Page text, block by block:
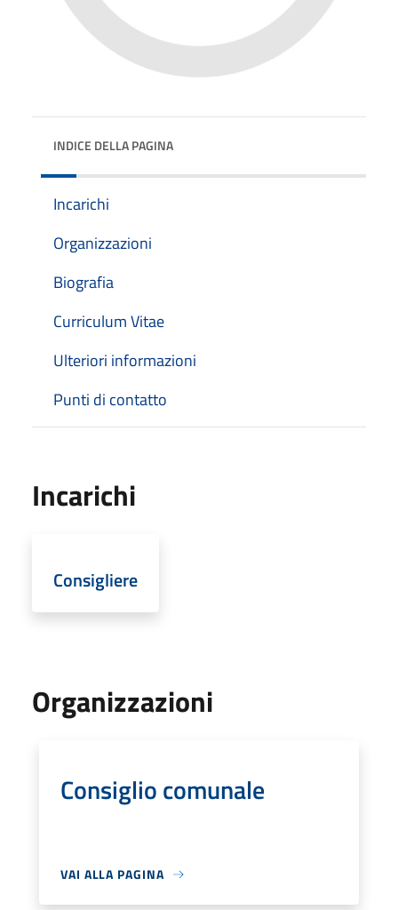
INDICE DELLA PAGINA
Incarichi
Organizzazioni
Biografia
Curriculum Vitae
Ulteriori informazioni
Punti di contatto
Incarichi
Consigliere
Organizzazioni
Consiglio comunale
VAI ALLA PAGINA